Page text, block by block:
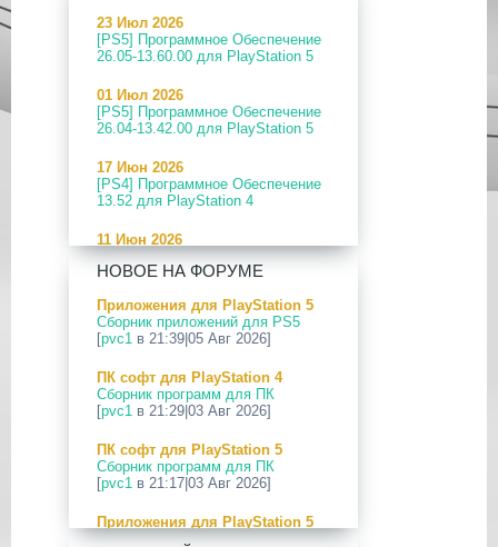
23 Июл 2026
[PS5] Программное Обеспечение
26.05-13.60.00 для PlayStation 5
01 Июл 2026
[PS5] Программное Обеспечение
26.04-13.42.00 для PlayStation 5
17 Июн 2026
[PS4] Программное Обеспечение
13.52 для PlayStation 4
11 Июн 2026
[PS5] Программное Обеспечение
26.04-13.40.00 для PlayStation 5
24 Апр 2026
[PS5] Программное Обеспечение
26.03-13.20.00 для PlayStation 5
12 Апр 2026
[PS Portal] Программное
Обеспечение 7.0.2 для PS Portal
09 Апр 2026
[PS3|CFW] webMAN MOD
v1.47.48p
29 Мар 2026
НОВОЕ НА ФОРУМЕ
Приложения для PlayStation 5
Сборник приложений для PS5
[pvc1 в 21:39|05 Авг 2026]
ПК софт для PlayStation 4
Сборник программ для ПК
[pvc1 в 21:29|03 Авг 2026]
ПК софт для PlayStation 5
Сборник программ для ПК
[pvc1 в 21:17|03 Авг 2026]
Приложения для PlayStation 5
PS5 Payload websrv v0.34